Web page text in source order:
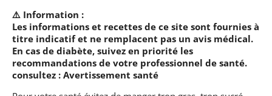
⚠️ Information :
Les informations et recettes de ce site sont fournies à
titre indicatif et ne remplacent pas un avis médical.
En cas de diabète, suivez en priorité les
recommandations de votre professionnel de santé.
consultez : Avertissement santé